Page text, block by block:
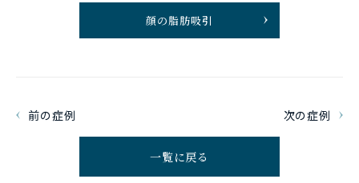
顔の脂肪吸引
前の症例 次の症例
一覧に戻る